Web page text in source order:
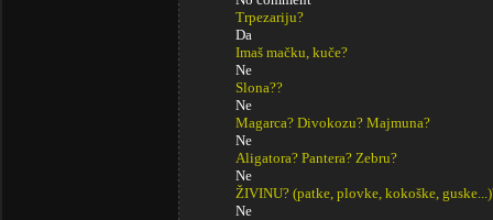
Trpezariju?
Da
Imaš mačku, kuče?
Ne
Slona??
Ne
Magarca? Divokozu? Majmuna?
Ne
Aligatora? Pantera? Zebru?
Ne
ŽIVINU? (patke, plovke, kokoške,
Ne